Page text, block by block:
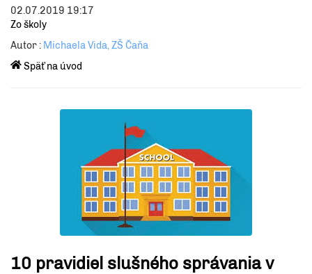
02.07.2019 19:17
Zo školy
Autor : Michaela Vida, ZŠ Čaňa
Späť na úvod
10 pravidiel slušného správania v